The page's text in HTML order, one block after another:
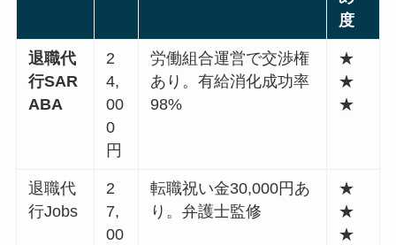
度
退職代
行SAR
ABA
2
4,
00
0
円
労働組合運営で交渉権
あり。有給消化成功率
98%
★
★
★
退職代
行Jobs
2
7,
00
転職祝い金30,000円あ
り。弁護士監修
★
★
★